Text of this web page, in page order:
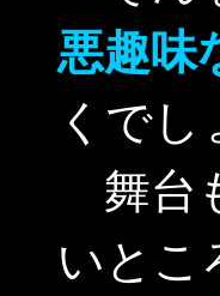
悪趣味
くでし
舞台
いとこ